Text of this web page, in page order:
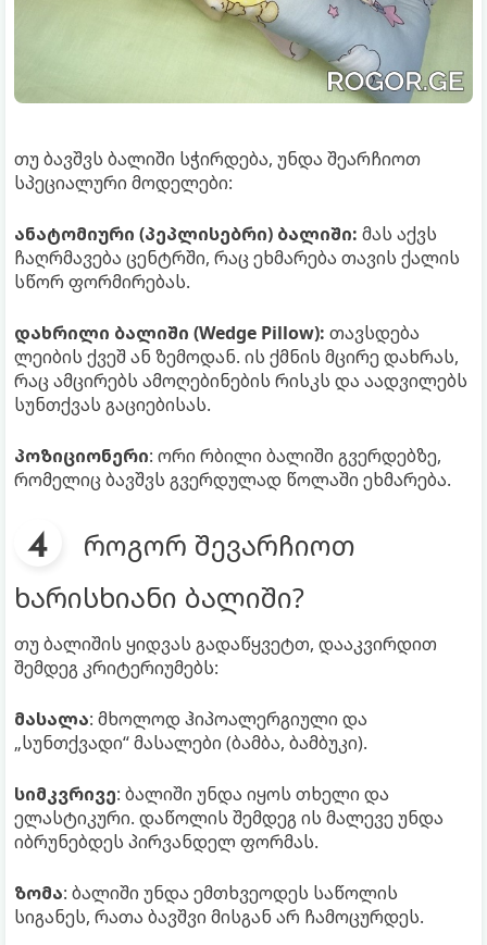
თუ ბავშვს ბალიში სჭირდება, უნდა შეარჩიოთ
სპეციალური მოდელები:
ანატომიური (პეპლისებრი) ბალიში: მას აქვს
ჩაღრმავება ცენტრში, რაც ეხმარება თავის ქალის
სწორ ფორმირებას.
დახრილი ბალიში (Wedge Pillow): თავსდება
ლეიბის ქვეშ ან ზემოდან. ის ქმნის მცირე დახრას,
რაც ამცირებს ამოღებინების რისკს და აადვილებს
სუნთქვას გაციებისას.
პოზიციონერი: ორი რბილი ბალიში გვერდებზე,
რომელიც ბავშვს გვერდულად წოლაში ეხმარება.
როგორ შევარჩიოთ
ხარისხიანი ბალიში?
თუ ბალიშის ყიდვას გადაწყვეტთ, დააკვირდით
შემდეგ კრიტერიუმებს:
მასალა: მხოლოდ ჰიპოალერგიული და
„სუნთქვადი“ მასალები (ბამბა, ბამბუკი).
სიმკვრივე: ბალიში უნდა იყოს თხელი და
ელასტიკური. დაწოლის შემდეგ ის მალევე უნდა
იბრუნებდეს პირვანდელ ფორმას.
ზომა: ბალიში უნდა ემთხვეოდეს საწოლის
სიგანეს, რათა ბავშვი მისგან არ ჩამოცურდეს.